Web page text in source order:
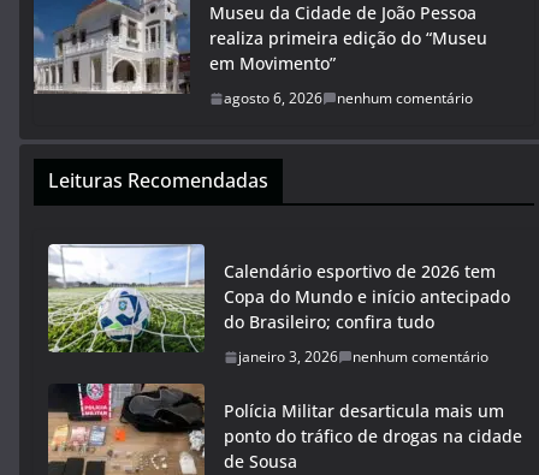
Museu da Cidade de João Pessoa
realiza primeira edição do “Museu
em Movimento”
agosto 6, 2026 nenhum comentário
Leituras Recomendadas
Calendário esportivo de 2026 tem
Copa do Mundo e início antecipado
do Brasileiro; confira tudo
janeiro 3, 2026 nenhum comentário
Polícia Militar desarticula mais um
ponto do tráfico de drogas na cidade
de Sousa